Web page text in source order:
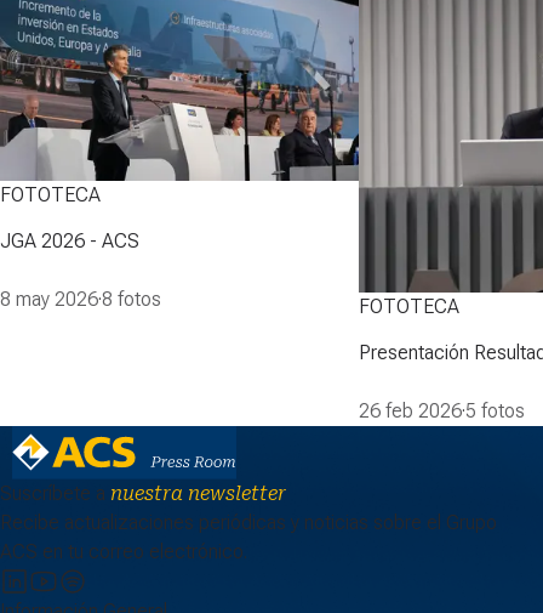
FOTOTECA
JGA 2026 - ACS
8 may 2026·8 fotos FOTOTECA
Presentación
26 feb 2026·5 fotos
Suscríbete a nuestra newsletter
Recibe actualizaciones periódicas y noticias sobre el Grupo
ACS en tu correo electrónico.